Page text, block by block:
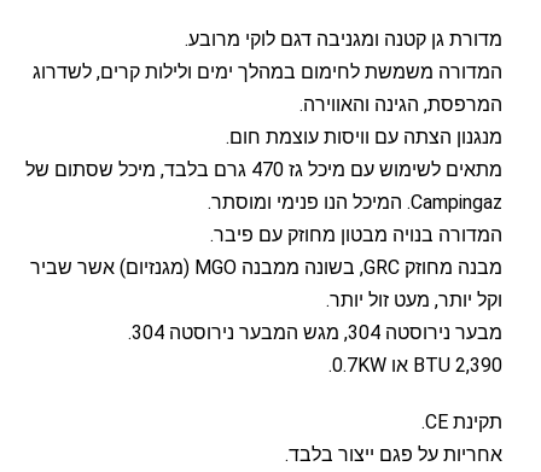
מדורת גן קטנה ומגניבה דגם לוקי מרובע.
המדורה משמשת לחימום במהלך ימים ולילות קרים, לשדרוג
המרפסת, הגינה והאווירה.
מנגנון הצתה עם וויסות עוצמת חום.
מתאים לשימוש עם מיכל גז 470 גרם בלבד, מיכל שסתום של
Campingaz. המיכל הנו פנימי ומוסתר.
המדורה בנויה מבטון מחוזק עם פיבר.
מבנה מחוזק GRC, בשונה ממבנה MGO (מגנזיום) אשר שביר
וקל יותר, מעט זול יותר.
מבער נירוסטה 304, מגש המבער נירוסטה 304.
2,390 BTU או 0.7KW.
תקינת CE.
אחריות על פגם ייצור בלבד.